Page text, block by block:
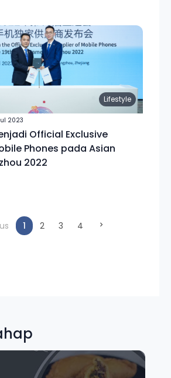
Lifestyle
2023
Official Exclusive
Phones pada Asian
2022
1(current)
2 3 4